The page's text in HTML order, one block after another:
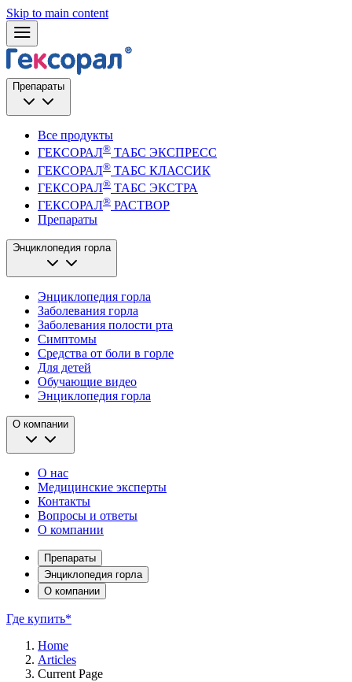
Skip to main content
Препараты
Все продукты
ГЕКСОРАЛ® ТАБС ЭКСПРЕСС
ГЕКСОРАЛ® ТАБС КЛАССИК
ГЕКСОРАЛ® ТАБС ЭКСТРА
ГЕКСОРАЛ® РАСТВОР
Препараты
Энциклопедия горла
Энциклопедия горла
Заболевания горла
Заболевания полости рта
Симптомы
Средства от боли в горле
Для детей
Обучающие видео
Энциклопедия горла
О компании
О нас
Медицинские эксперты
Контакты
Вопросы и ответы
О компании
Препараты
Энциклопедия горла
О компании
Где купить*
Home
Articles
Current Page